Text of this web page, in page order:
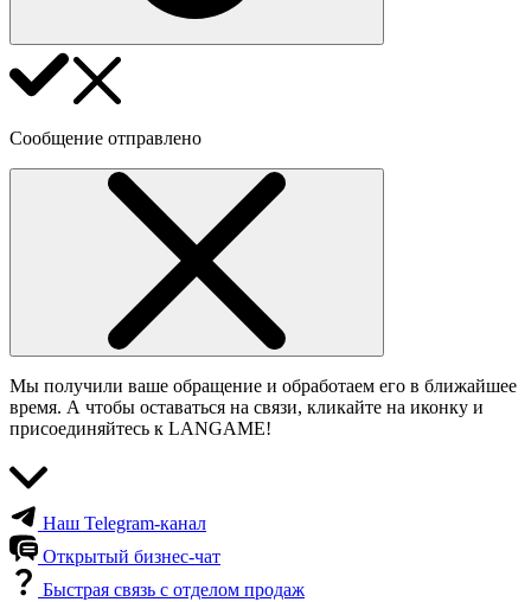
Сообщение отправлено
Мы получили ваше обращение и обработаем его в ближайшее
время. А чтобы оставаться на связи, кликайте на иконку и
присоединяйтесь к LANGAME!
Наш Telegram-канал
Открытый бизнес-чат
Быстрая связь с отделом продаж